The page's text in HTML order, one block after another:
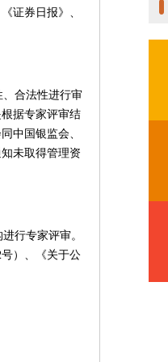
证券日报》、
合法性进行审
据专家评审结
中国银监会、
未取得管理资
行专家评审。
）、《关于公